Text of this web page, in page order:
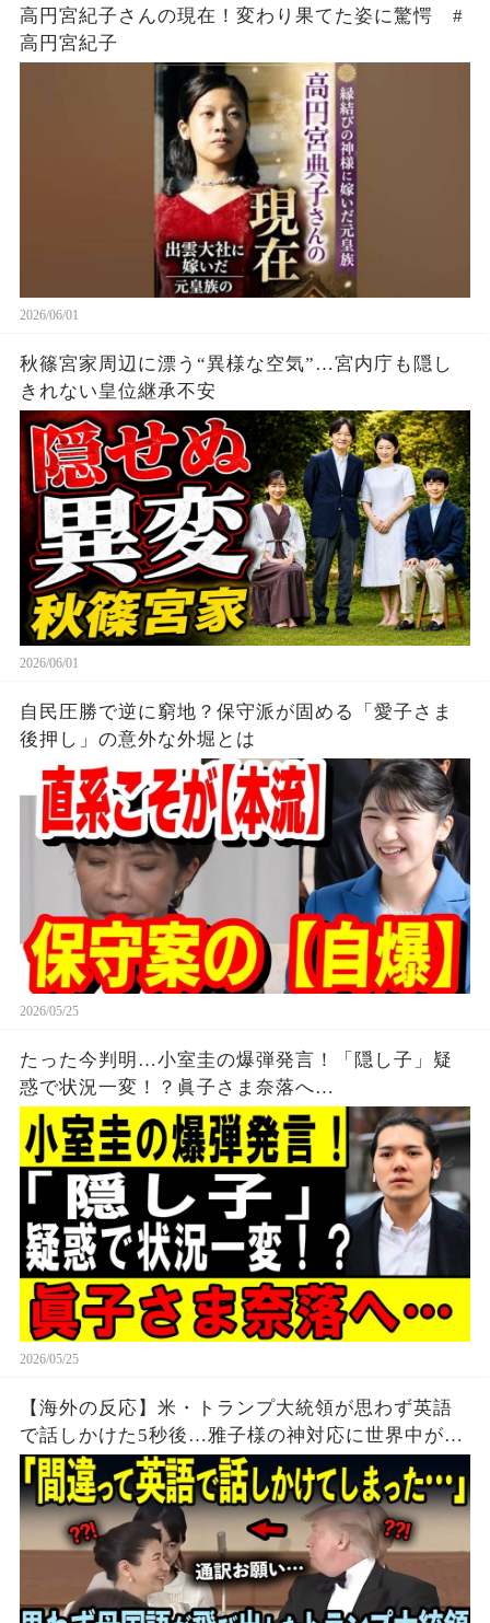
高円宮紀子さんの現在！変わり果てた姿に驚愕 #
高円宮紀子
2026/06/01
秋篠宮家周辺に漂う“異様な空気”…宮内庁も隠し
きれない皇位継承不安
2026/06/01
自民圧勝で逆に窮地？保守派が固める「愛子さま
後押し」の意外な外堀とは
2026/05/25
たった今判明…小室圭の爆弾発言！「隠し子」疑
惑で状況一変！？眞子さま奈落へ…
2026/05/25
【海外の反応】米・トランプ大統領が思わず英語
で話しかけた5秒後…雅子様の神対応に世界中が驚
愕した理由